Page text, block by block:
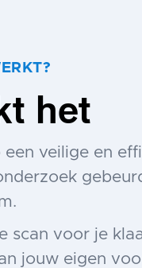
het
veilige en
scan voor je
jouw eigen